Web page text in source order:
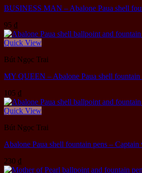
BUSINESS MAN – Abalone Paua shell
95 ₫
Quick View
Bút Ngọc Trai
MY QUEEN – Abalone Paua shell fountain
105 ₫
Quick View
Bút Ngọc Trai
Abalone Paua shell fountain pens –
230 ₫